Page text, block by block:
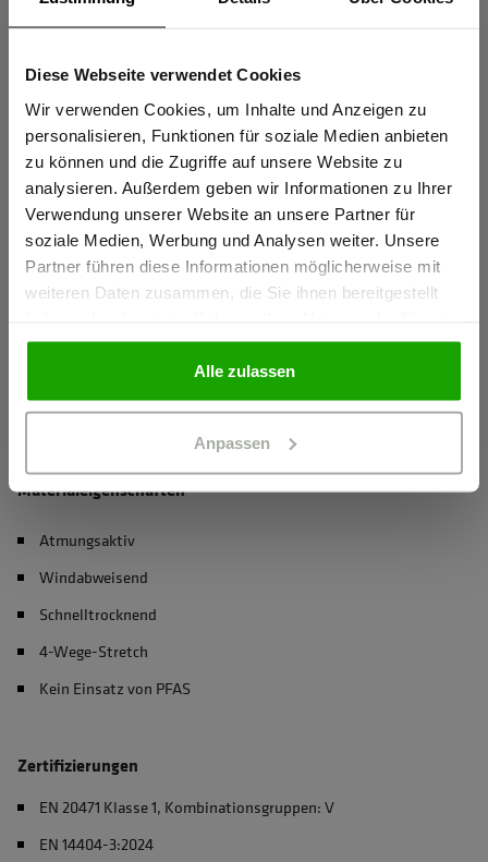
Diese Webseite verwendet Cookies
Wir verwenden Cookies, um Inhalte und Anzeigen zu
personalisieren, Funktionen für soziale Medien anbieten
zu können und die Zugriffe auf unsere Website zu
analysieren. Außerdem geben wir Informationen zu Ihrer
Verwendung unserer Website an unsere Partner für
soziale Medien, Werbung und Analysen weiter. Unsere
Partner führen diese Informationen möglicherweise mit
weiteren Daten zusammen, die Sie ihnen bereitgestellt
gesammelt haben.
Alle zulassen
Anpassen
Waschbar bei 60°C, max. 50 Haushaltswäschen (EN 20471)
Knietaschen zertifiziert nach EN 14404-3:2024
Extrem robustes PRO AR40 Knieschutz-Gewebe für
maximale Abriebfestigkeit
Thermofixierte und formstabile Reflexstreifen PRO ReFlex
mehr anzeigen
Herstellerangaben
info@schoeffel-pro.com
Materialeigenschaften
Atmungsaktiv
Windabweisend
Schnelltrocknend
4-Wege-Stretch
Kein Einsatz von PFAS
Zertifizierungen
EN 20471 Klasse 1, Kombinationsgruppen: V
EN 14404-3:2024
Sind Sie
Gewerbetreibender?
Ich bestätige, dass ich Gewerbetreibender bin. Alle
Preise werden netto ausgewiesen.